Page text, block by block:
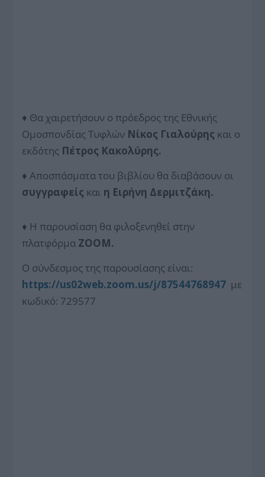
♦ Θα χαιρετήσουν ο πρόεδρος της Εθνικής
Ομοσπονδίας Τυφλών Νίκος Γιαλούρης και ο
εκδότης Πέτρος Κακολύρης.
♦ Αποσπάσματα του βιβλίου θα διαβάσουν οι
συγγραφείς και η Ειρήνη Δερμιτζάκη.
♦ Η παρουσίαση θα φιλοξενηθεί στην
πλατφόρμα ZOOM.
Ο σύνδεσμος της παρουσίασης είναι:
https://us02web.zoom.us/j/87544768947 με
κωδικό: 729577